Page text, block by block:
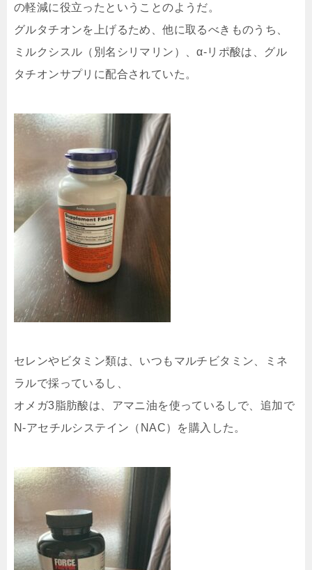
の軽減に役立ったということのようだ。
グルタチオンを上げるため、他に取るべきものうち、
ミルクシスル（別名シリマリン）、α-リポ酸は、グル
タチオンサプリに配合されていた。
セレンやビタミン類は、いつもマルチビタミン、ミネ
ラルで採っているし、
オメガ3脂肪酸は、アマニ油を使っているしで、追加で
N-アセチルシステイン（NAC）を購入した。